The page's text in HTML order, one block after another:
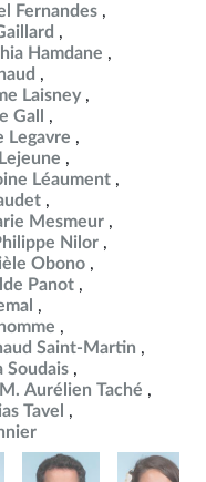
Fernandes
Hamdane
Laisney
Gall
Legavre
Léaument
Mesmeur
Nilor
Obono
Panot
Saint-Martin
Soudais
M. Aurélien Taché
Tavel